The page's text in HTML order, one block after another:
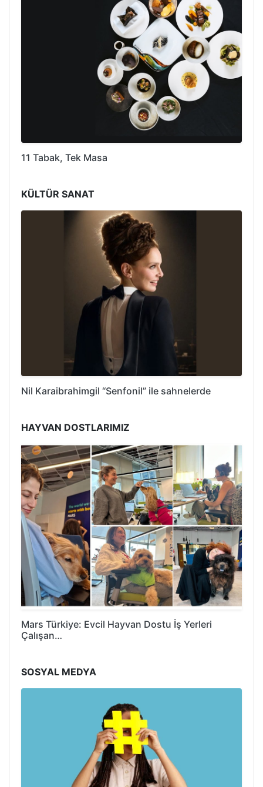
11 Tabak, Tek Masa
KÜLTÜR SANAT
Nil Karaibrahimgil “Senfonil” ile sahnelerde
HAYVAN DOSTLARIMIZ
Mars Türkiye: Evcil Hayvan Dostu İş Yerleri
Çalışan…
SOSYAL MEDYA